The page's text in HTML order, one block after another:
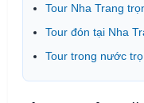
Tour Nha Trang
Tour đón tại Nha
Tour trong nước